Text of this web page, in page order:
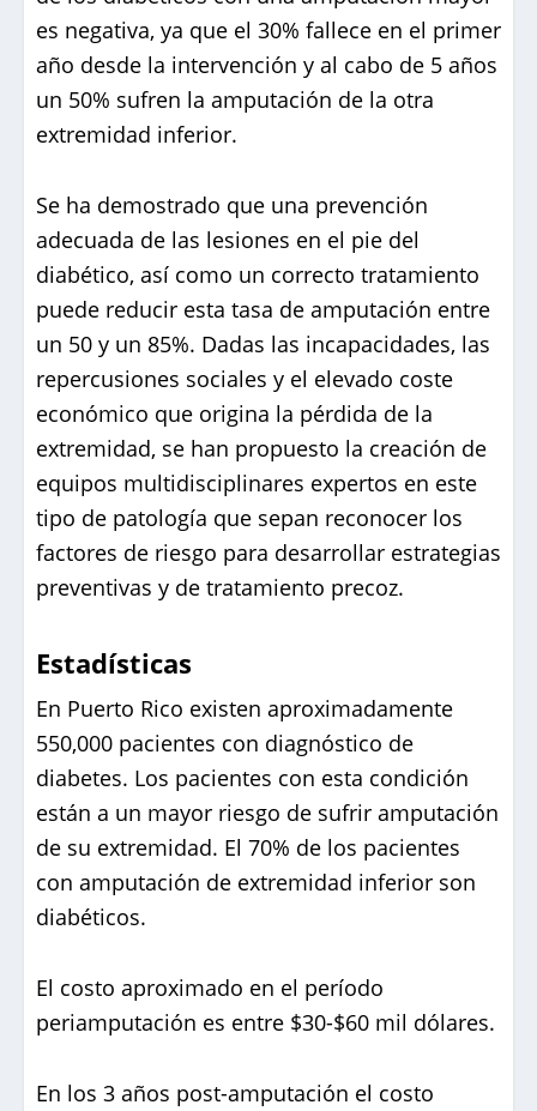
es negativa, ya que el 30% fallece en el primer
año desde la intervención y al cabo de 5 años
un 50% sufren la amputación de la otra
extremidad inferior.
Se ha demostrado que una prevención
adecuada de las lesiones en el pie del
diabético, así como un correcto tratamiento
puede reducir esta tasa de amputación entre
un 50 y un 85%. Dadas las incapacidades, las
repercusiones sociales y el elevado coste
económico que origina la pérdida de la
extremidad, se han propuesto la creación de
equipos multidisciplinares expertos en este
tipo de patología que sepan reconocer los
factores de riesgo para desarrollar estrategias
preventivas y de tratamiento precoz.
Estadísticas
En Puerto Rico existen aproximadamente
550,000 pacientes con diagnóstico de
diabetes. Los pacientes con esta condición
están a un mayor riesgo de sufrir amputación
de su extremidad. El 70% de los pacientes
con amputación de extremidad inferior son
diabéticos.
El costo aproximado en el período
periamputación es entre $30-$60 mil dólares.
En los 3 años post-amputación el costo